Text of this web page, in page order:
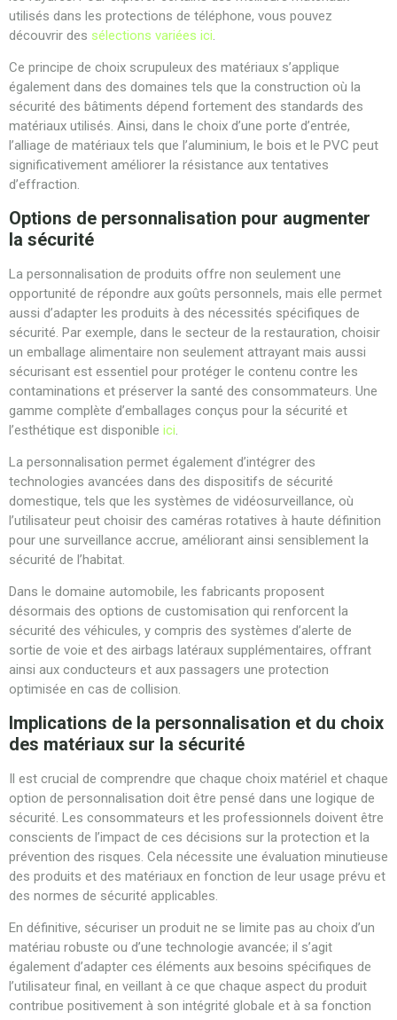
utilisés dans les protections de téléphone, vous pouvez
découvrir des sélections variées ici.
Ce principe de choix scrupuleux des matériaux s’applique
également dans des domaines tels que la construction où la
sécurité des bâtiments dépend fortement des standards des
matériaux utilisés. Ainsi, dans le choix d’une porte d’entrée,
l’alliage de matériaux tels que l’aluminium, le bois et le PVC peut
significativement améliorer la résistance aux tentatives
d’effraction.
Options de personnalisation pour augmenter
la sécurité
La personnalisation de produits offre non seulement une
opportunité de répondre aux goûts personnels, mais elle permet
aussi d’adapter les produits à des nécessités spécifiques de
sécurité. Par exemple, dans le secteur de la restauration, choisir
un emballage alimentaire non seulement attrayant mais aussi
sécurisant est essentiel pour protéger le contenu contre les
contaminations et préserver la santé des consommateurs. Une
gamme complète d’emballages conçus pour la sécurité et
l’esthétique est disponible ici.
La personnalisation permet également d’intégrer des
technologies avancées dans des dispositifs de sécurité
domestique, tels que les systèmes de vidéosurveillance, où
l’utilisateur peut choisir des caméras rotatives à haute définition
pour une surveillance accrue, améliorant ainsi sensiblement la
sécurité de l’habitat.
Dans le domaine automobile, les fabricants proposent
désormais des options de customisation qui renforcent la
sécurité des véhicules, y compris des systèmes d’alerte de
sortie de voie et des airbags latéraux supplémentaires, offrant
ainsi aux conducteurs et aux passagers une protection
optimisée en cas de collision.
Implications de la personnalisation et du choix
des matériaux sur la sécurité
Il est crucial de comprendre que chaque choix matériel et chaque
option de personnalisation doit être pensé dans une logique de
sécurité. Les consommateurs et les professionnels doivent être
conscients de l’impact de ces décisions sur la protection et la
prévention des risques. Cela nécessite une évaluation minutieuse
des produits et des matériaux en fonction de leur usage prévu et
des normes de sécurité applicables.
En définitive, sécuriser un produit ne se limite pas au choix d’un
matériau robuste ou d’une technologie avancée; il s’agit
également d’adapter ces éléments aux besoins spécifiques de
l’utilisateur final, en veillant à ce que chaque aspect du produit
contribue positivement à son intégrité globale et à sa fonction